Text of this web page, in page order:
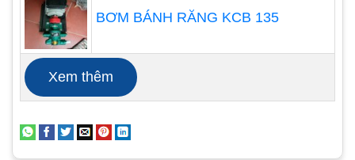
Các ứng dụng bơm định lượng
Nhà máy chế biến thực phẩm
BƠM BÁNH RĂNG KCB 135
Xem thêm